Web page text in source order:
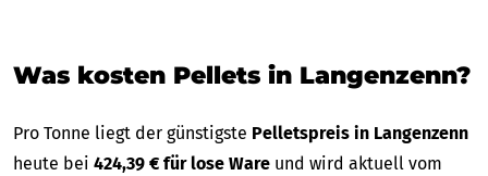
Was kosten Pellets in Langenzenn?
Pro Tonne liegt der günstigste Pelletspreis in Langenzenn
heute bei 424,39 € für lose Ware und wird aktuell vom